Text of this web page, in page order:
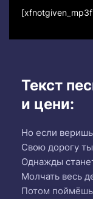
Текст
и цени:
Но если
Свою дорогу
Однажды
Молчать весь
Потом